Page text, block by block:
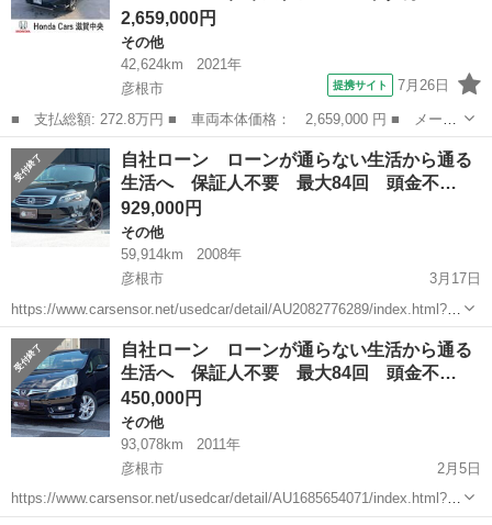
2,659,000円
その他
42,624km
2021年
彦根市
提携サイト 7月26日
■ 支払総額: 272.8万円 ■ 車両本体価格： 2,659,000 円 ■ メーカ
ー名： ホンダ ■ 車種名： ヴェゼル ■ グレード名： ｅ：ＨＥ
ＶＺ ＨｏｎｄａＣＯＮＮＥＣＴディスプレー バックカメラ ＥＴ
Ｃ２．０...
滋賀 彦根市 その他
自社ローン ローンが通らない生活から通る
生活へ 保証人不要 最大84回 頭金不…
929,000円
その他
59,914km
2008年
彦根市
3月17日
https://www.carsensor.net/usedcar/detail/AU2082776289/index.html?
TRCD=200002&RESTID=CS210610 https://www.ss-s...
滋賀 彦根市 その他 インスパイア
自社ローン ローンが通らない生活から通る
生活へ 保証人不要 最大84回 頭金不…
450,000円
その他
93,078km
2011年
彦根市
2月5日
https://www.carsensor.net/usedcar/detail/AU1685654071/index.html?
TRCD=200002&RESTID=CS210610 https://www.ss-s...